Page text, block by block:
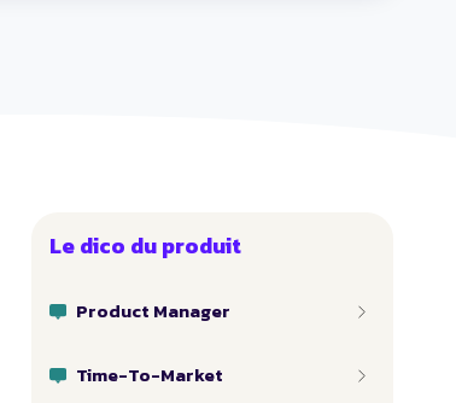
Le dico du produit
Product Manager
Time-To-Market